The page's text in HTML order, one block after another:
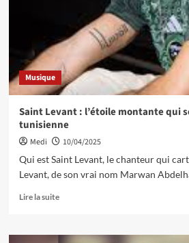
Musique
Saint Levant : l’étoile montante qui
tunisienne
Medi
10/04/2025
Qui est Saint Levant, le chanteur qui
Levant, de son vrai nom Marwan
Lire la suite